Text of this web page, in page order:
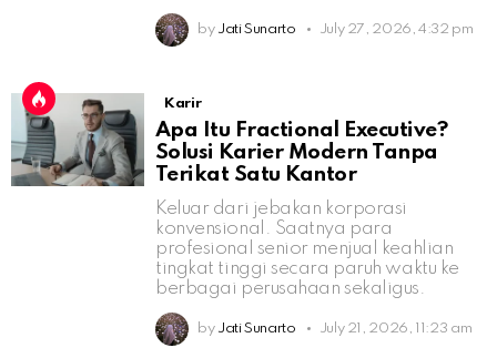
by Jati Sunarto July 27, 2026, 4:32 pm
Karir
Apa Itu Fractional Executive?
Solusi Karier Modern Tanpa
Terikat Satu Kantor
Keluar dari jebakan korporasi
konvensional. Saatnya para
profesional senior menjual keahlian
tingkat tinggi secara paruh waktu ke
berbagai perusahaan sekaligus.
by Jati Sunarto July 21, 2026, 11:23 am